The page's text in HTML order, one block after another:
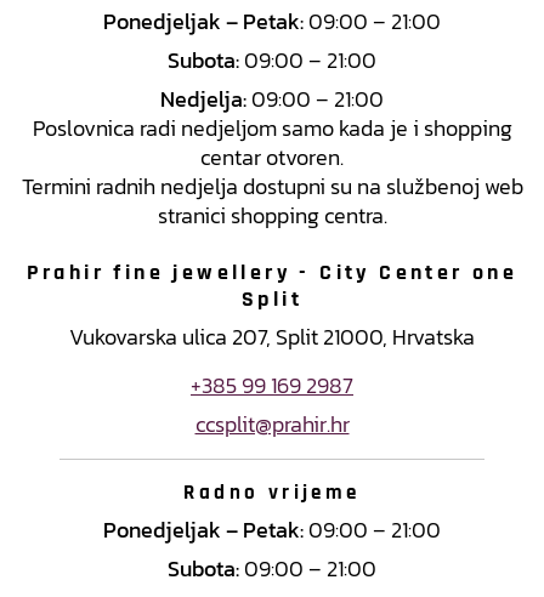
Ponedjeljak – Petak:09:00 – 21:00
Subota:09:00 – 21:00
Nedjelja:09:00 – 21:00
Poslovnica radi nedjeljom samo kada je i shopping
centar otvoren.
Termini radnih nedjelja dostupni su na službenoj web
stranici shopping centra.
Prahir fine jewellery - City Center one
Split
Vukovarska ulica 207, Split 21000, Hrvatska
+385 99 169 2987
ccsplit@prahir.hr
Radno vrijeme
Ponedjeljak – Petak:09:00 – 21:00
Subota:09:00 – 21:00